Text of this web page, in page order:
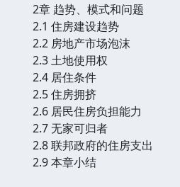
2章 趋势、模式和问题
2.1 住房建设趋势
2.2 房地产市场泡沫
2.3 土地使用权
2.4 居住条件
2.5 住房拥挤
2.6 居民住房负担能力
2.7 无家可归者
2.8 联邦政府的住房支出
2.9 本章小结